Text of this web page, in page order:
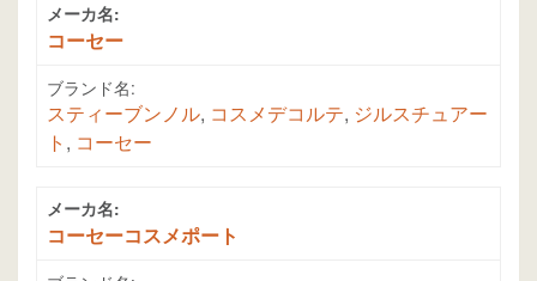
メーカ名:
コーセー
ブランド名:
スティーブンノル, コスメデコルテ, ジルスチュアー
ト , コーセー
メーカ名:
コーセーコスメポート